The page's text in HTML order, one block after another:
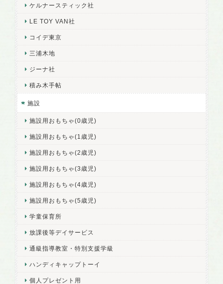
ケルナースティック社
LE TOY VAN社
コイデ東京
三浦木地
ジーナ社
積み木手帖
施設
施設用おもちゃ(0歳児)
施設用おもちゃ(1歳児)
施設用おもちゃ(2歳児)
施設用おもちゃ(3歳児)
施設用おもちゃ(4歳児)
施設用おもちゃ(5歳児)
学童保育所
放課後等デイサービス
通級指導教室・特別支援学級
ハンディキャップトーイ
個人プレゼント用